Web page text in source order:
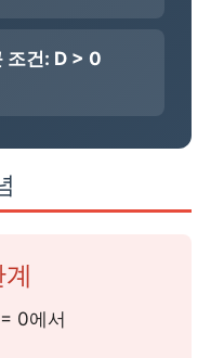
조건: D > 0
0에서